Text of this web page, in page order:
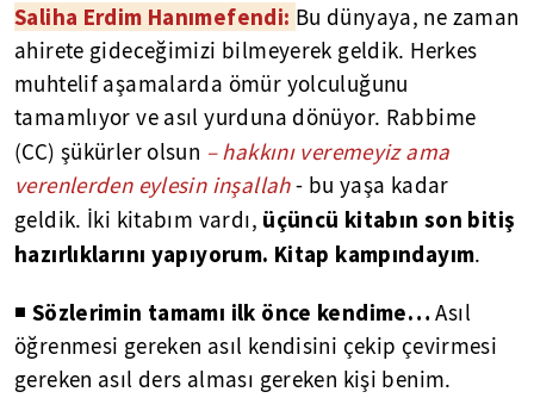
Saliha Erdim Hanımefendi: Bu dünyaya, ne zaman
ahirete gideceğimizi bilmeyerek geldik. Herkes
muhtelif aşamalarda ömür yolculuğunu
tamamlıyor ve asıl yurduna dönüyor. Rabbime
(CC) şükürler olsun – hakkını veremeyiz ama
verenlerden eylesin inşallah- bu yaşa kadar
geldik. İki kitabım vardı, üçüncü kitabın son bitiş
hazırlıklarını yapıyorum. Kitap kampındayım.
◾ Sözlerimin tamamı ilk önce kendime… Asıl
öğrenmesi gereken asıl kendisini çekip çevirmesi
gereken asıl ders alması gereken kişi benim.